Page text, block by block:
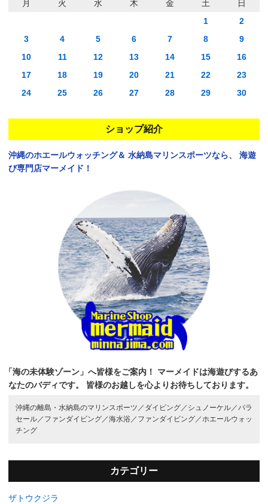
月 火 水 木 金 土
日
1
2
3
4 5 6 7 8
9
10
11 12 13 14 15
16
17
18 19 20 21 22
23
24
25 26 27 28 29 30
ショップ紹介
沖縄のホエールウォッチング＆ 水納島マリンスポーツなら、
海遊
び専門店マーメイド！
「海の未体験ゾーン」へ皆様をご案内！
マーメイドは海遊びするあ
なたのバディです。
皆様のお越しを心よりお待ちしております。
沖縄の離島・水納島のマリンスポーツ／ ダイビング／ シュノーケル／パラ
セール／ ファンダイビング／海水浴／ ファンダイビング／ホエールウォッ
チング
カテゴリー
ザトウクジラ